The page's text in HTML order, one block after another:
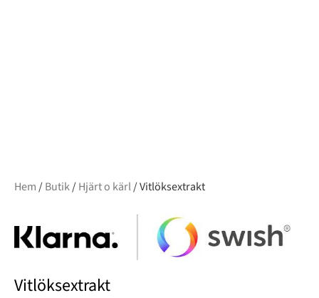
Hem/Butik/Hjärt o kärl/ Vitlöksextrakt
Vitlöksextrakt